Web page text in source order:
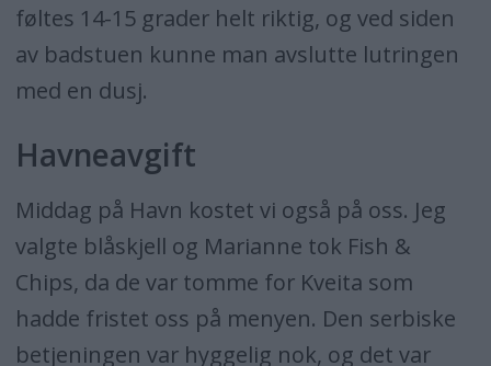
føltes 14-15 grader helt riktig, og ved siden
av badstuen kunne man avslutte lutringen
med en dusj.
Havneavgift
Middag på Havn kostet vi også på oss. Jeg
valgte blåskjell og Marianne tok Fish &
Chips, da de var tomme for Kveita som
hadde fristet oss på menyen. Den serbiske
betjeningen var hyggelig nok, og det var